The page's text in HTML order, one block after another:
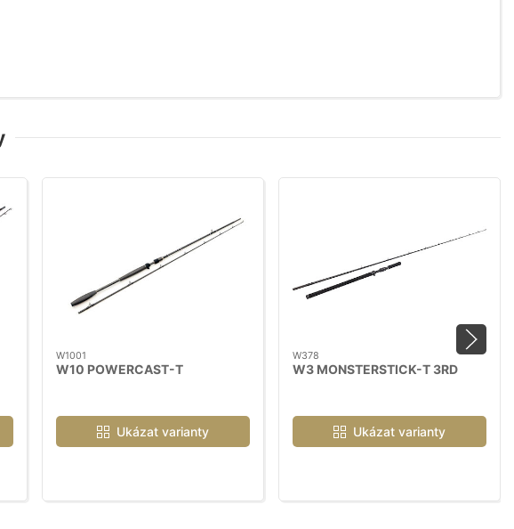
W1001
W10 POWERCAST-T
Ukázat varianty
W378
W3 MONSTERSTICK-T 3RD
Ukázat varianty